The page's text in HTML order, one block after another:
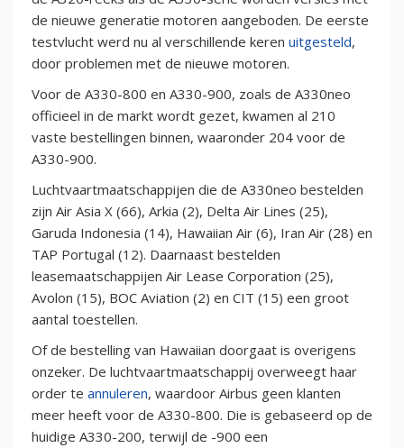
de nieuwe generatie motoren aangeboden. De eerste
testvlucht werd nu al verschillende keren uitgesteld,
door problemen met de nieuwe motoren.
Voor de A330-800 en A330-900, zoals de A330neo
officieel in de markt wordt gezet, kwamen al 210
vaste bestellingen binnen, waaronder 204 voor de
A330-900.
Luchtvaartmaatschappijen die de A330neo bestelden
zijn Air Asia X (66), Arkia (2), Delta Air Lines (25),
Garuda Indonesia (14), Hawaiian Air (6), Iran Air (28) en
TAP Portugal (12). Daarnaast bestelden
leasemaatschappijen Air Lease Corporation (25),
Avolon (15), BOC Aviation (2) en CIT (15) een groot
aantal toestellen.
Of de bestelling van Hawaiian doorgaat is overigens
onzeker. De luchtvaartmaatschappij overweegt haar
order te annuleren, waardoor Airbus geen klanten
meer heeft voor de A330-800. Die is gebaseerd op de
huidige A330-200, terwijl de -900 een